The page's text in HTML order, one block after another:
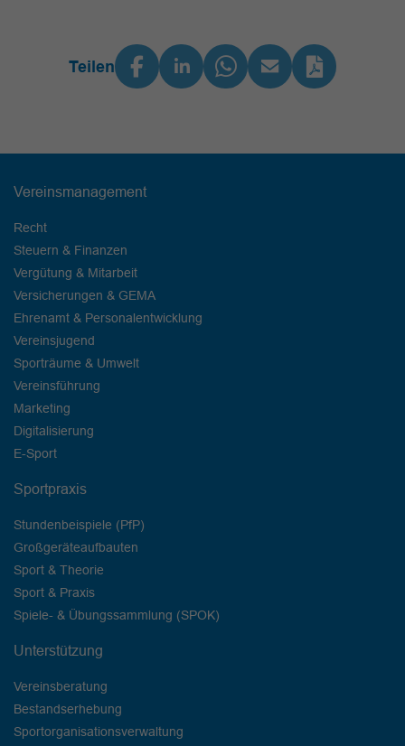
Teilen
Vereinsmanagement
Recht
Steuern & Finanzen
Vergütung & Mitarbeit
Versicherungen & GEMA
Ehrenamt & Personalentwicklung
Vereinsjugend
Sporträume & Umwelt
Vereinsführung
Marketing
Digitalisierung
E-Sport
Sportpraxis
Stundenbeispiele (PfP)
Großgeräteaufbauten
Sport & Theorie
Sport & Praxis
Spiele- & Übungssammlung (SPOK)
Unterstützung
Vereinsberatung
Bestandserhebung
Sportorganisationsverwaltung